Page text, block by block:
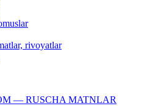
rivoyatlar
— RUSCHA MATNLAR